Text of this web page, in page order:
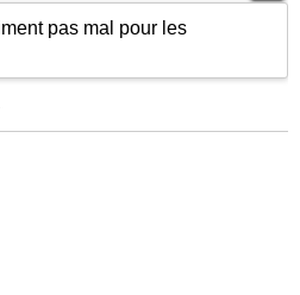
pas mal pour les